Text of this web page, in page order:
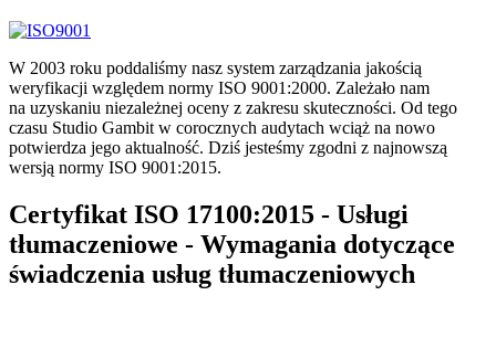
W 2003 roku poddaliśmy nasz system zarządzania jakością
weryfikacji względem normy ISO 9001:2000. Zależało nam
na uzyskaniu niezależnej oceny z zakresu skuteczności. Od tego
czasu Studio Gambit w corocznych audytach wciąż na nowo
potwierdza jego aktualność. Dziś jesteśmy zgodni z najnowszą
wersją normy ISO 9001:2015.
Certyfikat ISO 17100:2015 - Usługi
tłumaczeniowe - Wymagania dotyczące
świadczenia usług tłumaczeniowych